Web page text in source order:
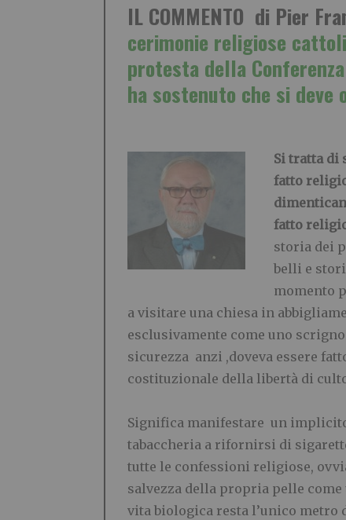
IL COMMENTO di Pier
cerimonie religiose
protesta della
ha sostenuto che si
Si tratta di
fatto
fatto
storia dei
belli e
momento
a visitare una chiesa in
esclusivamente come uno
sicurezza anzi ,doveva essere
costituzionale della libertà di
Significa manifestare un
tabaccheria a rifornirsi di
tutte le confessioni religiose,
salvezza della propria pelle
vita biologica resta l’unico